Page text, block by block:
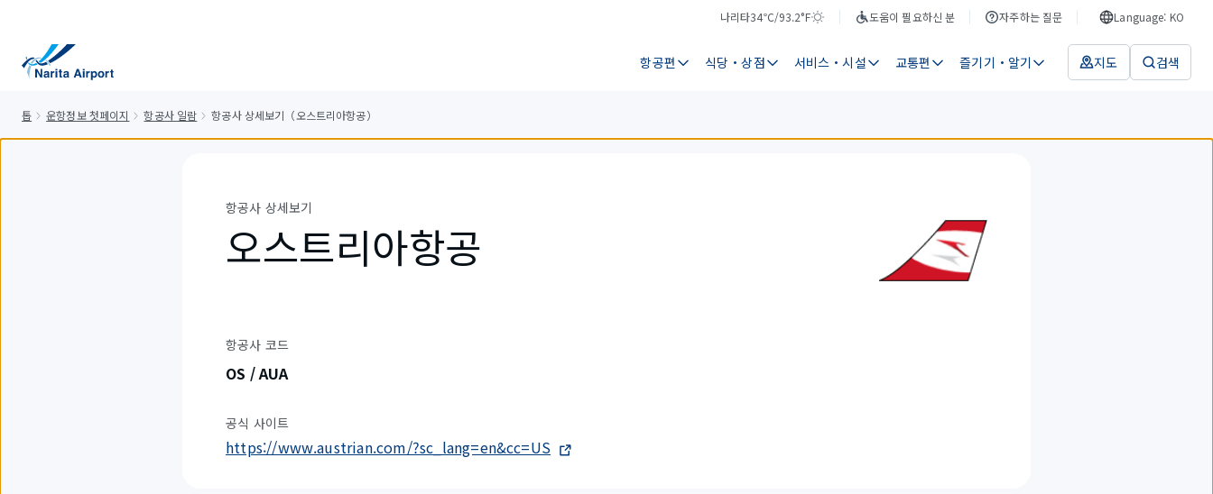
나리타
기
34℃/93.2°F
날
도움이 필요하신 분 자주하는 질문 Language: KO
항공편 식당・상점 서비스・시설 교통편 즐기기・알기 지도 검색
톱 운항정보 첫페이지 항공사 일람 항공사 상세보기（오스트리아항공）
항공사 상세보기
오스트리아항공
항공사 코드
OS / AUA
공식 사이트
https://www.austrian.com/?sc_lang=en&cc=US